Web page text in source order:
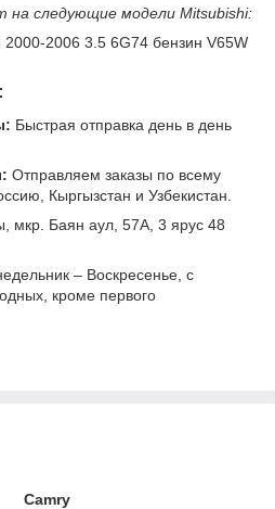
на следующие модели Mitsubishi:
2006 3.5 6G74 бензин V65W
Быстрая отправка день в день
Отправляем заказы по всему
Кыргызстан и Узбекистан.
мкр. Баян аул, 57А, 3 ярус 48
– Воскресенье, с
кроме первого
Camry